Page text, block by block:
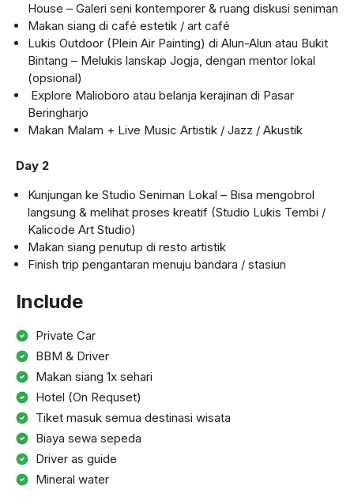
House – Galeri seni kontemporer & ruang diskusi seniman
Makan siang di café estetik / art café
Lukis Outdoor (Plein Air Painting) di Alun-Alun atau Bukit
Bintang – Melukis lanskap Jogja, dengan mentor lokal
(opsional)
Explore Malioboro atau belanja kerajinan di Pasar
Beringharjo
Makan Malam + Live Music Artistik / Jazz / Akustik
Day 2
Kunjungan ke Studio Seniman Lokal – Bisa mengobrol
langsung & melihat proses kreatif (Studio Lukis Tembi /
Kalicode Art Studio)
Makan siang penutup di resto artistik
Finish trip pengantaran menuju bandara / stasiun
Include
Private Car
BBM & Driver
Makan siang 1x sehari
Hotel (On Requset)
Tiket masuk semua destinasi wisata
Biaya sewa sepeda
Driver as guide
Mineral water